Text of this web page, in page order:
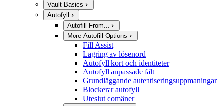
Vault Basics
Autofyll
Autofill From...
More Autofill Options
Fill Assist
Lagring av lösenord
Autofyll kort och identiteter
Autofyll anpassade fält
Grundläggande autentiseringsuppmaningar
Blockerar autofyll
Uteslut domäner